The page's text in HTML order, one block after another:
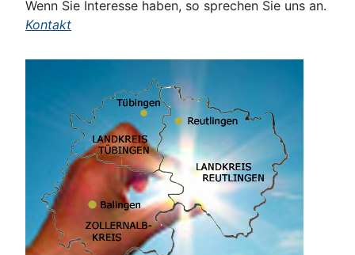
Wenn Sie Interesse haben, so sprechen Sie uns an.
Kontakt